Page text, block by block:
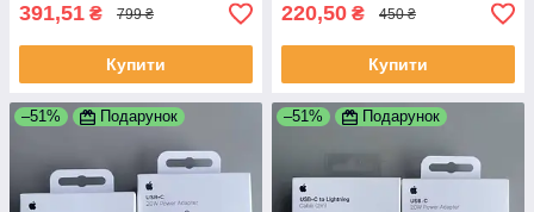
391,51 ₴ 799 ₴
Купити
220,50 ₴ 450 ₴
Купити
–51% Подарунок –51% Подарунок